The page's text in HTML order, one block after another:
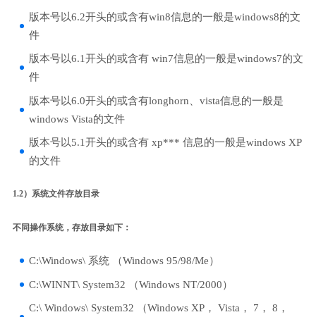
版本号以6.2开头的或含有win8信息的一般是windows8的文
件
版本号以6.1开头的或含有 win7信息的一般是windows7的文
件
版本号以6.0开头的或含有longhorn、vista信息的一般是
windows Vista的文件
版本号以5.1开头的或含有 xp*** 信息的一般是windows XP
的文件
1.2）系统文件存放目录
不同操作系统，存放目录如下：
C:\Windows\ 系统 （Windows 95/98/Me）
C:\WINNT\ System32 （Windows NT/2000）
C:\ Windows\ System32 （Windows XP， Vista， 7， 8，